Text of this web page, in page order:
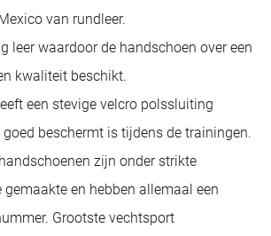
van rundleer.
leer waardoor de handschoen over een
kwaliteit beschikt.
een stevige velcro polssluiting
beschermt is tijdens de trainingen.
zijn onder strikte
en hebben allemaal een
Grootste vechtsport